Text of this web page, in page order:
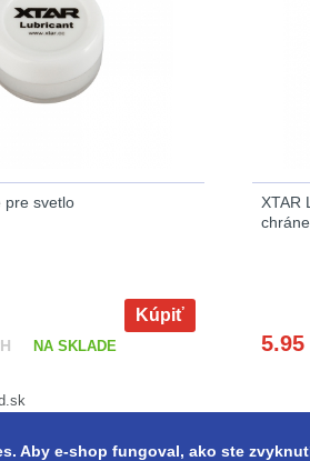
pre svetlo
Kúpiť
NA SKLADE
XTAR
5.95
Aby e-shop fungoval, ako ste